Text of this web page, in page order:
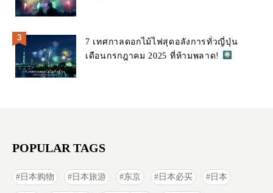
7 เทศกาลดอกไม้ไฟสุดอลังการทั่วญี่ปุ่น
เดือนกรกฎาคม 2025 ที่ห้ามพลาด!
POPULAR TAGS
日本购物 日本旅游 东京 日本必买 日本